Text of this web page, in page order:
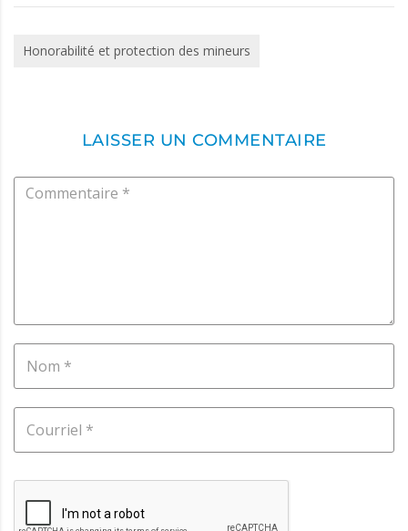
Honorabilité et protection des mineurs
LAISSER UN COMMENTAIRE